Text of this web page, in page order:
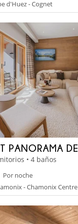
d'Huez - Cognet
• 4 baños
Por noche
- Chamonix Centre